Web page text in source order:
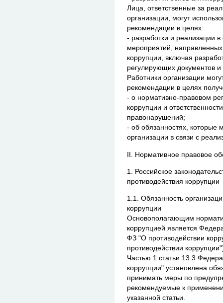
Лица, ответственные за
организации, могут
рекомендации в целях:
- разработки и реализации
мероприятий,
коррупции, включая
регулирующих документов
Работники организации
рекомендации в целях
- о нормативно-правовом
коррупции и
правонарушений;
- об обязанностях, которые
организации в связи с
II. Нормативное правовое
1. Российское
противодействия коррупции
1.1. Обязанность
коррупции
Основополагающим
коррупцией является
ФЗ "О противодействии
противодействии
Частью 1 статьи 13.3
коррупции" установлена
принимать меры по
рекомендуемые к
указанной статьи.